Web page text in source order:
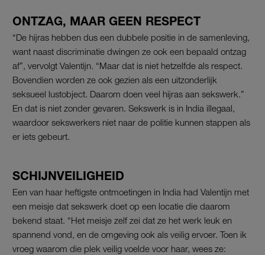
ONTZAG, MAAR GEEN RESPECT
“De hijras hebben dus een dubbele positie in de samenleving,
want naast discriminatie dwingen ze ook een bepaald ontzag
af”, vervolgt Valentijn. “Maar dat is niet hetzelfde als respect.
Bovendien worden ze ook gezien als een uitzonderlijk
seksueel lustobject. Daarom doen veel hijras aan sekswerk.”
En dat is niet zonder gevaren. Sekswerk is in India illegaal,
waardoor sekswerkers niet naar de politie kunnen stappen als
er iets gebeurt.
SCHIJNVEILIGHEID
Een van haar heftigste ontmoetingen in India had Valentijn met
een meisje dat sekswerk doet op een locatie die daarom
bekend staat. “Het meisje zelf zei dat ze het werk leuk en
spannend vond, en de omgeving ook als veilig ervoer. Toen ik
vroeg waarom die plek veilig voelde voor haar, wees ze: